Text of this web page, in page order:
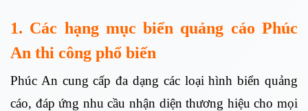
1. Các hạng mục biển quảng cáo Phúc
An thi công phổ biến
Phúc An cung cấp đa dạng các loại hình biển quảng
cáo, đáp ứng nhu cầu nhận diện thương hiệu cho mọi